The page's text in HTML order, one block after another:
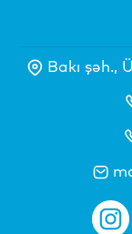
Bakı şəh.,